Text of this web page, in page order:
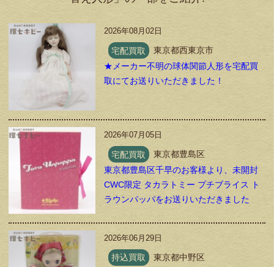
2026年08月02日
宅配買取
東京都西東京市
★メーカー不明の球体関節人形を宅配買
取にてお送りいただきました！
2026年07月05日
宅配買取
東京都豊島区
東京都豊島区千早のお客様より、未開封
CWC限定 タカラトミー プチブライス ト
ラウンパッパをお送りいただきました
2026年06月29日
持込買取
東京都中野区